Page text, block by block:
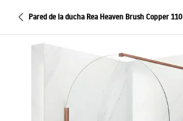
Pared de la ducha Rea Heaven Brush Copper 110